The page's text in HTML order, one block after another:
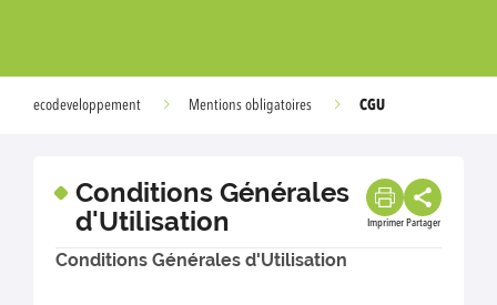
ecodeveloppement Mentions obligatoires CGU
Conditions Générales
d'Utilisation
Imprimer Partager
Conditions Générales d'Utilisation